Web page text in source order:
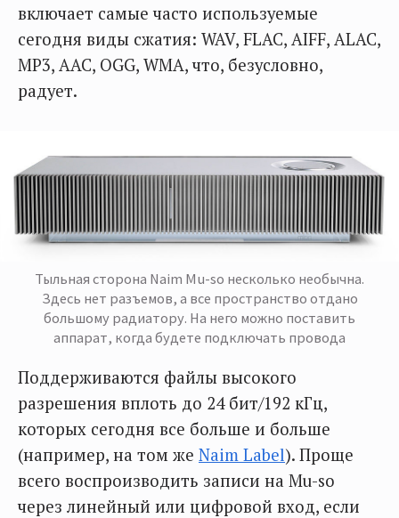
включает самые часто используемые
сегодня виды сжатия: WAV, FLAC, AIFF, ALAC,
MP3, AAC, OGG, WMA, что, безусловно,
радует.
Тыльная сторона Naim Mu-so несколько необычна.
Здесь нет разъемов, а все пространство отдано
большому радиатору. На него можно поставить
аппарат, когда будете подключать провода
Поддерживаются файлы высокого
разрешения вплоть до 24 бит/192 кГц,
которых сегодня все больше и больше
(например, на том же Naim Label). Проще
всего воспроизводить записи на Mu-so
через линейный или цифровой вход, если